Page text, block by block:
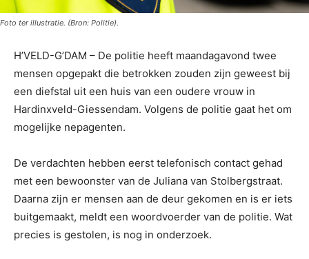
Foto ter illustratie. (Bron: Politie).
H’VELD-G’DAM – De politie heeft maandagavond twee
mensen opgepakt die betrokken zouden zijn geweest bij
een diefstal uit een huis van een oudere vrouw in
Hardinxveld-Giessendam. Volgens de politie gaat het om
mogelijke nepagenten.
De verdachten hebben eerst telefonisch contact gehad
met een bewoonster van de Juliana van Stolbergstraat.
Daarna zijn er mensen aan de deur gekomen en is er iets
buitgemaakt, meldt een woordvoerder van de politie. Wat
precies is gestolen, is nog in onderzoek.